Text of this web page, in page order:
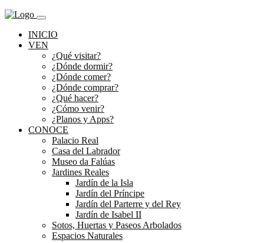
INICIO
VEN
¿Qué visitar?
¿Dónde dormir?
¿Dónde comer?
¿Dónde comprar?
¿Qué hacer?
¿Cómo venir?
¿Planos y Apps?
CONOCE
Palacio Real
Casa del Labrador
Museo da Falúas
Jardines Reales
Jardín de la Isla
Jardín del Príncipe
Jardín del Parterre y del Rey
Jardín de Isabel II
Sotos, Huertas y Paseos Arbolados
Espacios Naturales